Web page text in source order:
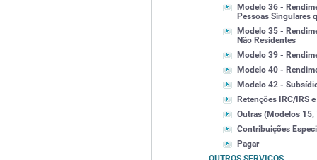
Modelo 36 -
Pessoas Singulares
Modelo 35 -
Não Residentes
Modelo 39 -
Modelo 40 -
Modelo 42 -
Retenções IRC/IRS
Outras (Modelos 15,
Contribuições
Pagar